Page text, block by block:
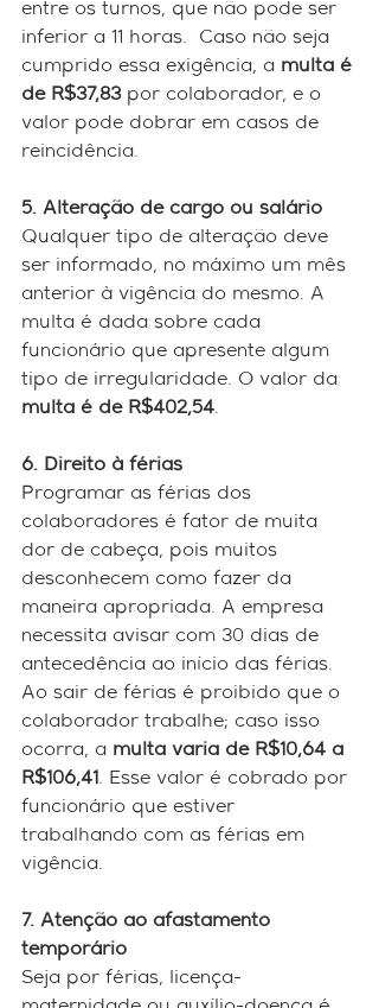
entre os turnos, que não pode ser
inferior a 11 horas.  Caso não seja
cumprido essa exigência, a multa é
de R$37,83 por colaborador, e o
valor pode dobrar em casos de
reincidência.
5. Alteração de cargo ou salário
Qualquer tipo de alteração deve
ser informado, no máximo um mês
anterior à vigência do mesmo. A
multa é dada sobre cada
funcionário que apresente algum
tipo de irregularidade. O valor da
multa é de R$402,54.
6. Direito à férias
Programar as férias dos
colaboradores é fator de muita
dor de cabeça, pois muitos
desconhecem como fazer da
maneira apropriada. A empresa
necessita avisar com 30 dias de
antecedência ao início das férias.
Ao sair de férias é proibido que o
colaborador trabalhe; caso isso
ocorra, a multa varia de R$10,64 a
R$106,41. Esse valor é cobrado por
funcionário que estiver
trabalhando com as férias em
vigência.
7. Atenção ao afastamento
temporário
Seja por férias, licença-